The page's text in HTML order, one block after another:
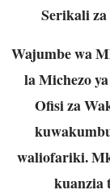
Serikali
Wajumbe wa
la Michezo
Ofisi za
waliofariki.
kuanzia